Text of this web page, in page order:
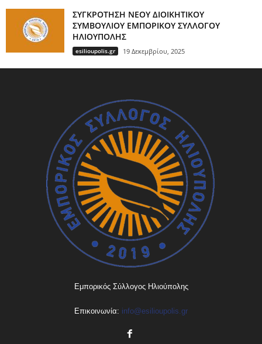
ΣΥΓΚΡΟΤΗΣΗ ΝΕΟΥ ΔΙΟΙΚΗΤΙΚΟΥ
ΣΥΜΒΟΥΛΙΟΥ ΕΜΠΟΡΙΚΟΥ ΣΥΛΛΟΓΟΥ
ΗΛΙΟΥΠΟΛΗΣ
esilioupolis.gr 19 Δεκεμβρίου, 2025
Εμπορικός Σύλλογος Ηλιούπολης
Επικοινωνία: info@esilioupolis.gr